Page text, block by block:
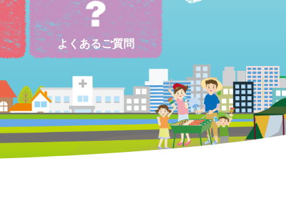
よくあるご質問